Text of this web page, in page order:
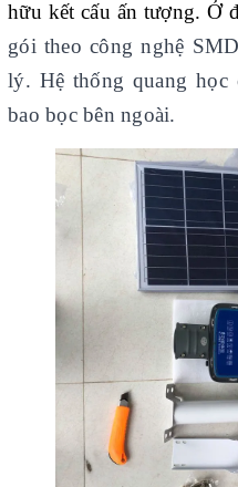
hữu kết cấu ấn tượng. Ở
gói theo công nghệ
lý. Hệ thống quang học
bao bọc bên ngoài.